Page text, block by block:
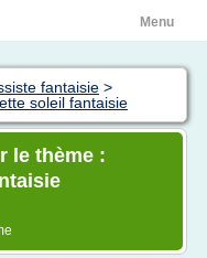
Menu
fantaisie >
soleil fantaisie
le thème :